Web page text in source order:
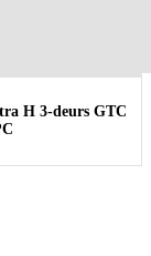
H 3-deurs GTC